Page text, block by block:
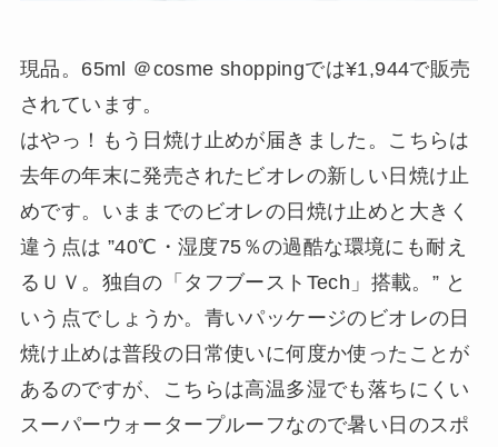
現品。65ml ＠cosme shoppingでは¥1,944で販売
されています。
はやっ！もう日焼け止めが届きました。こちらは
去年の年末に発売されたビオレの新しい日焼け止
めです。いままでのビオレの日焼け止めと大きく
違う点は ”40℃・湿度75％の過酷な環境にも耐え
るＵＶ。独自の「タフブーストTech」搭載。” と
いう点でしょうか。青いパッケージのビオレの日
焼け止めは普段の日常使いに何度か使ったことが
あるのですが、こちらは高温多湿でも落ちにくい
スーパーウォータープルーフなので暑い日のスポ